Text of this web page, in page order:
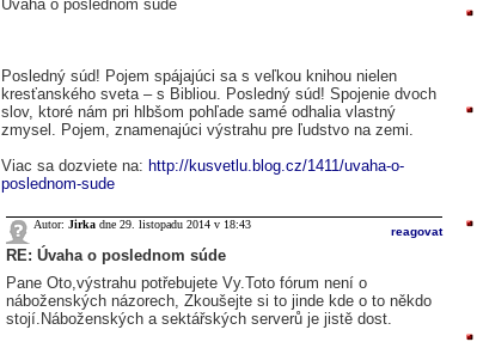
Úvaha o poslednom súde
Posledný súd! Pojem spájajúci sa s veľkou knihou nielen
kresťanského sveta – s Bibliou. Posledný súd! Spojenie dvoch
slov, ktoré nám pri hlbšom pohľade samé odhalia vlastný
zmysel. Pojem, znamenajúci výstrahu pre ľudstvo na zemi.
Viac sa dozviete na: http://kusvetlu.blog.cz/1411/uvaha-o-
poslednom-sude
Autor: Jirka dne 29. listopadu 2014 v 18:43
reagovat
RE: Úvaha o poslednom súde
Pane Oto,výstrahu potřebujete Vy.Toto fórum není o
náboženských názorech, Zkoušejte si to jinde kde o to někdo
stojí.Náboženských a sektářských serverů je jistě dost.